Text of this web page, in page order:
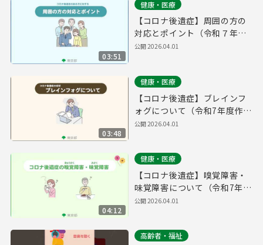
03:51
健康・医療
【コロナ後遺症】周囲の方の
対応とポイント（令和７年度
作成）
公開2026.04.01
03:48
健康・医療
【コロナ後遺症】ブレインフ
ォグについて（令和7年度作
成）
公開2026.04.01
04:12
健康・医療
【コロナ後遺症】嗅覚障害・
味覚障害について（令和7年度
作成）
公開2026.04.01
高齢者・福祉